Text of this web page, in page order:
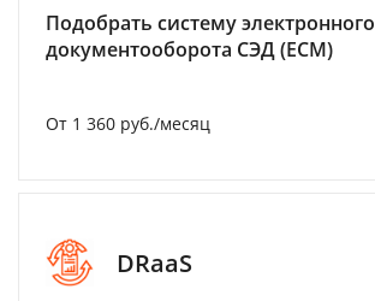
Подобрать систему электронного
документооборота СЭД (ECM)
От 1 360 руб./месяц
DRaaS